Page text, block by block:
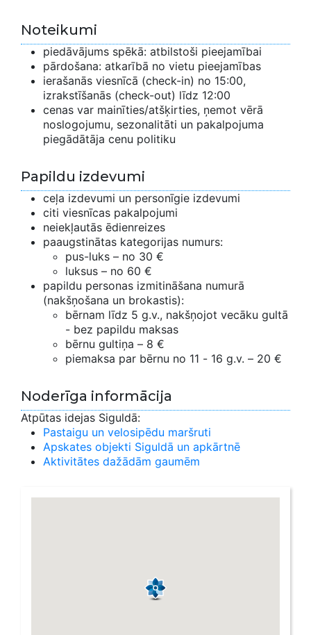
Noteikumi
piedāvājums spēkā: atbilstoši pieejamībai
pārdošana: atkarībā no vietu pieejamības
ierašanās viesnīcā (check-in) no 15:00,
izrakstīšanās (check-out) līdz 12:00
cenas var mainīties/atšķirties, ņemot vērā
noslogojumu, sezonalitāti un pakalpojuma
piegādātāja cenu politiku
Papildu izdevumi
ceļa izdevumi un personīgie izdevumi
citi viesnīcas pakalpojumi
neiekļautās ēdienreizes
paaugstinātas kategorijas numurs:
pus-luks – no 30 €
luksus – no 60 €
papildu personas izmitināšana numurā
(nakšņošana un brokastis):
bērnam līdz 5 g.v., nakšņojot vecāku gultā
- bez papildu maksas
bērnu gultiņa – 8 €
piemaksa par bērnu no 11 - 16 g.v. – 20 €
Noderīga informācija
Atpūtas idejas Siguldā:
Pastaigu un velosipēdu maršruti
Apskates objekti Siguldā un apkārtnē
Aktivitātes dažādām gaumēm